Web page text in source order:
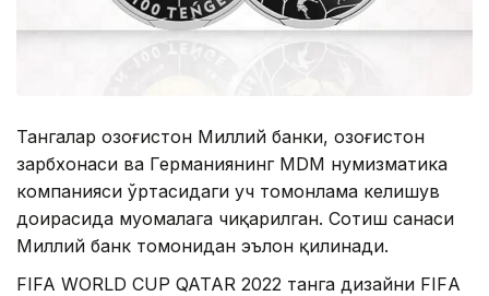
Тангалар Қозоғистон Миллий банки, Қозоғистон
зарбхонаси ва Германиянинг МDМ нумизматика
компанияси ўртасидаги уч томонлама келишув
доирасида муомалага чиқарилган. Сотиш санаси
Миллий банк томонидан эълон қилинади.
FIFA WОRLD CUP QATAR 2022 танга дизайни FIFА